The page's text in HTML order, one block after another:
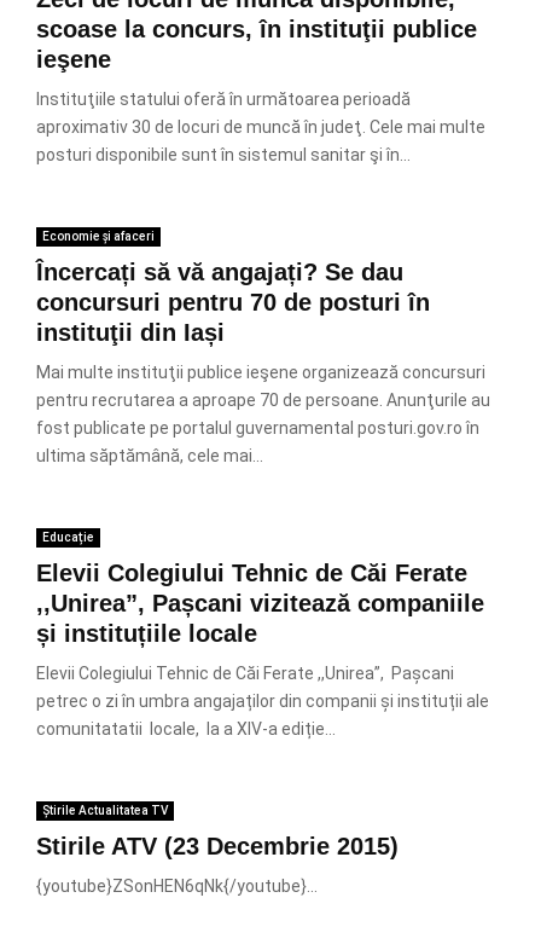
scoase la concurs, în instituţii publice
ieşene
Instituţiile statului oferă în urmă­toarea perioadă
aproximativ 30 de locuri de muncă în judeţ. Cele mai multe
posturi disponibile sunt în sistemul sanitar şi în...
Economie și afaceri
Încercați să vă angajați? Se dau
concursuri pentru 70 de posturi în
instituţii din Iași
Mai multe instituţii publice ieşene organizează concursuri
pentru recru­tarea a aproape 70 de persoane. Anun­ţu­rile au
fost publicate pe portalul guvernamental posturi.gov.ro în
ultima săptămână, cele mai...
Educație
Elevii Colegiului Tehnic de Căi Ferate
,,Unirea”, Pașcani vizitează companiile
și instituțiile locale
Elevii Colegiului Tehnic de Căi Ferate ,,Unirea”, Pașcani
petrec o zi în umbra angajaților din companii și instituții ale
comunitatatii locale, la a XIV-a ediție...
Știrile Actualitatea TV
Stirile ATV (23 Decembrie 2015)
{youtube}ZSonHEN6qNk{/youtube}...